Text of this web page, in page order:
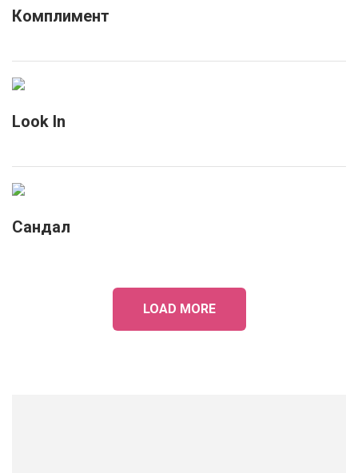
Комплимент
Look In
Сандал
LOAD MORE